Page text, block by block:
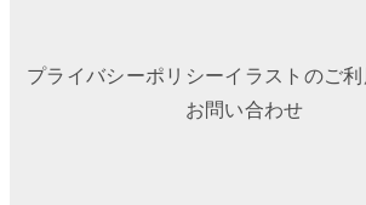
プライバシーポリシーイラストのご
お問い合わせ